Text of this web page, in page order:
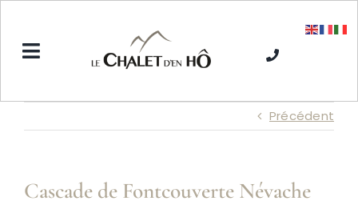
contenu
Toggle
Navigation
Accueil
Précédent
Cascade de Fontcouverte Névache